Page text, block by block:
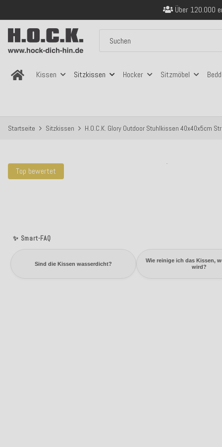
Über 120.000
Sicher
Kostenloser Versand
Sicher
Kissen Sitzkissen Hocker Sitzmöbel
Startseite Sitzkissen H.O.C.K. Glory Outdoor Stuhlkissen 40x40x5cm
Top bewertet
✨ Smart-FAQ
Sind die Kissen wasserdicht?
Wie reinige ich das Kissen,
wird?